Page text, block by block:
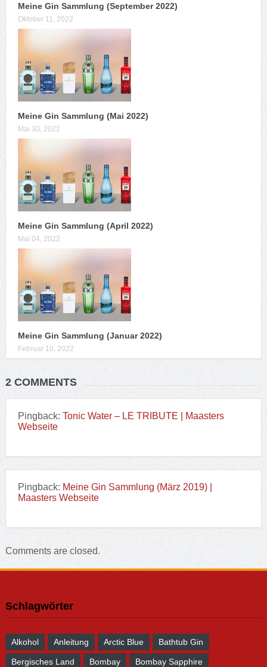
Meine Gin Sammlung (September 2022)
Oktober 11, 2022
Meine Gin Sammlung (Mai 2022)
Mai 30, 2022
Meine Gin Sammlung (April 2022)
Mai 04, 2022
Meine Gin Sammlung (Januar 2022)
Februar 10, 2022
2 COMMENTS
Pingback: Tonic Water – LE TRIBUTE | Maasters
Webseite
Pingback: Meine Gin Sammlung (März 2019) |
Maasters Webseite
Comments are closed.
Schlagwörter
Alkohol Anleitung Arctic Blue Bathtub Gin
Bergisches Land Bombay Bombay Sapphire